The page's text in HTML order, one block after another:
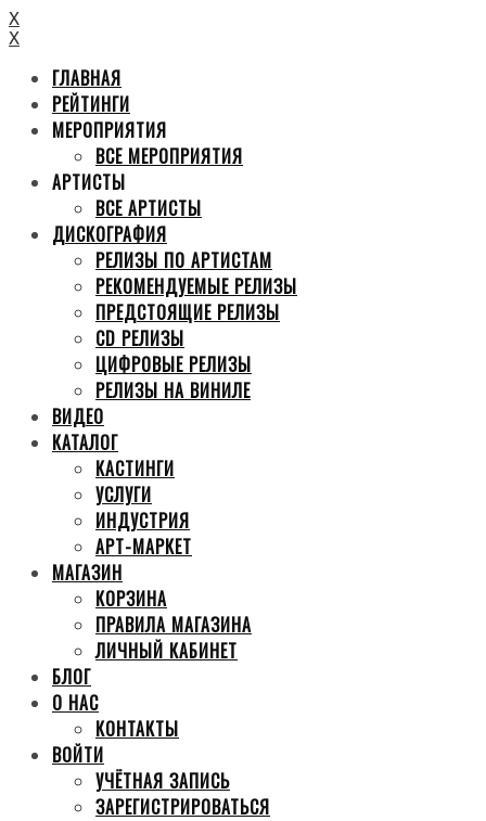
X
X
ГЛАВНАЯ
РЕЙТИНГИ
МЕРОПРИЯТИЯ
ВСЕ МЕРОПРИЯТИЯ
АРТИСТЫ
ВСЕ АРТИСТЫ
ДИСКОГРАФИЯ
РЕЛИЗЫ ПО АРТИСТАМ
РЕКОМЕНДУЕМЫЕ РЕЛИЗЫ
ПРЕДСТОЯЩИЕ РЕЛИЗЫ
CD РЕЛИЗЫ
ЦИФРОВЫЕ РЕЛИЗЫ
РЕЛИЗЫ НА ВИНИЛЕ
ВИДЕО
КАТАЛОГ
КАСТИНГИ
УСЛУГИ
ИНДУСТРИЯ
АРТ-МАРКЕТ
МАГАЗИН
КОРЗИНА
ПРАВИЛА МАГАЗИНА
ЛИЧНЫЙ КАБИНЕТ
БЛОГ
О НАС
КОНТАКТЫ
ВОЙТИ
УЧЁТНАЯ ЗАПИСЬ
ЗАРЕГИСТРИРОВАТЬСЯ